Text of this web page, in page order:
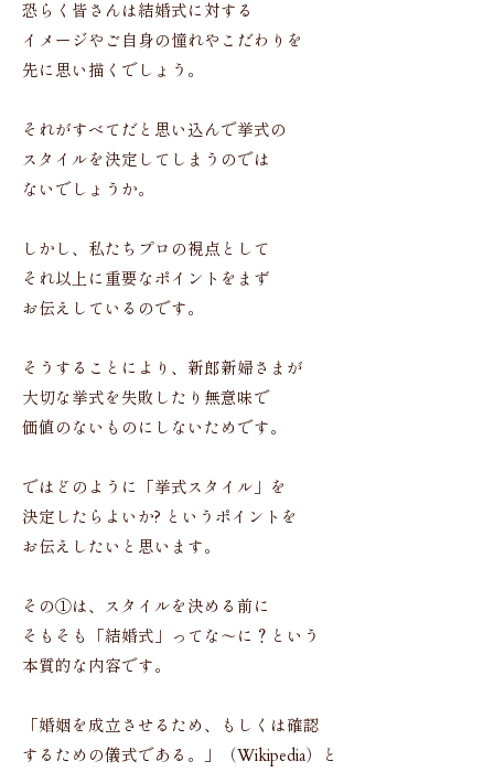
恐らく皆さんは結婚式に対する
イメージやご自身の憧れやこだわりを
先に思い描くでしょう。
それがすべてだと思い込んで挙式の
スタイルを決定してしまうのでは
ないでしょうか。
しかし、私たちプロの視点として
それ以上に重要なポイントをまず
お伝えしているのです。
そうすることにより、新郎新婦さまが
大切な挙式を失敗したり無意味で
価値のないものにしないためです。
ではどのように「挙式スタイル」を
決定したらよいか? というポイントを
お伝えしたいと思います。
その①は、スタイルを決める前に
そもそも「結婚式」ってな～に？という
本質的な内容です。
「婚姻を成立させるため、もしくは確認
するための儀式である。」（Wikipedia）と